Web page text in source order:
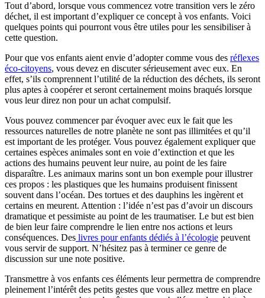
Tout d’abord, lorsque vous commencez votre transition vers le zéro
déchet, il est important d’expliquer ce concept à vos enfants. Voici
quelques points qui pourront vous être utiles pour les sensibiliser à
cette question.
Pour que vos enfants aient envie d’adopter comme vous des réflexes
éco-citoyens, vous devez en discuter sérieusement avec eux. En
effet, s’ils comprennent l’utilité de la réduction des déchets, ils seront
plus aptes à coopérer et seront certainement moins braqués lorsque
vous leur direz non pour un achat compulsif.
Vous pouvez commencer par évoquer avec eux le fait que les
ressources naturelles de notre planète ne sont pas illimitées et qu’il
est important de les protéger. Vous pouvez également expliquer que
certaines espèces animales sont en voie d’extinction et que les
actions des humains peuvent leur nuire, au point de les faire
disparaître. Les animaux marins sont un bon exemple pour illustrer
ces propos : les plastiques que les humains produisent finissent
souvent dans l’océan. Des tortues et des dauphins les ingèrent et
certains en meurent. Attention : l’idée n’est pas d’avoir un discours
dramatique et pessimiste au point de les traumatiser. Le but est bien
de bien leur faire comprendre le lien entre nos actions et leurs
conséquences. Des livres pour enfants dédiés à l’écologie peuvent
vous servir de support. N’hésitez pas à terminer ce genre de
discussion sur une note positive.
Transmettre à vos enfants ces éléments leur permettra de comprendre
pleinement l’intérêt des petits gestes que vous allez mettre en place